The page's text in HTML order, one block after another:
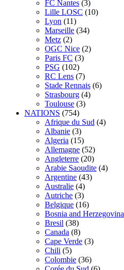
FC Nantes (3)
Lille LOSC (10)
Lyon (11)
Marseille (34)
Metz (2)
OGC Nice (2)
Paris FC (3)
PSG (102)
RC Lens (7)
Stade Rennais (6)
Strasbourg (4)
Toulouse (3)
NATIONS (754)
Afrique du Sud (4)
Albanie (3)
Algeria (15)
Allemagne (52)
Angleterre (20)
Arabie Saoudite (4)
Argentine (43)
Australie (4)
Autriche (3)
Belgique (16)
Bosnia and Herzegovina
Bresil (38)
Canada (8)
Cape Verde (3)
Chili (5)
Colombie (36)